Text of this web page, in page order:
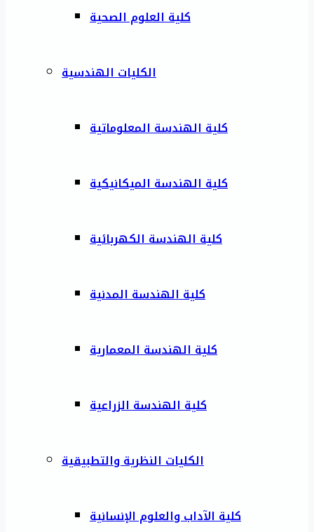
كلية العلوم الصحية
الكليات الهندسية
كلية الهندسة المعلوماتية
كلية الهندسة الميكانيكية
كلية الهندسة الكهربائية
كلية الهندسة المدنية
كلية الهندسة المعمارية
كلية الهندسة الزراعية
الكليات النظرية والتطبيقية
كلية الآداب والعلوم الإنسانية